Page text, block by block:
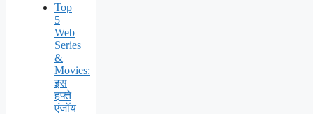
Top
5
Web
Series
&
Movies:
इस
हफ्ते
एंजॉय